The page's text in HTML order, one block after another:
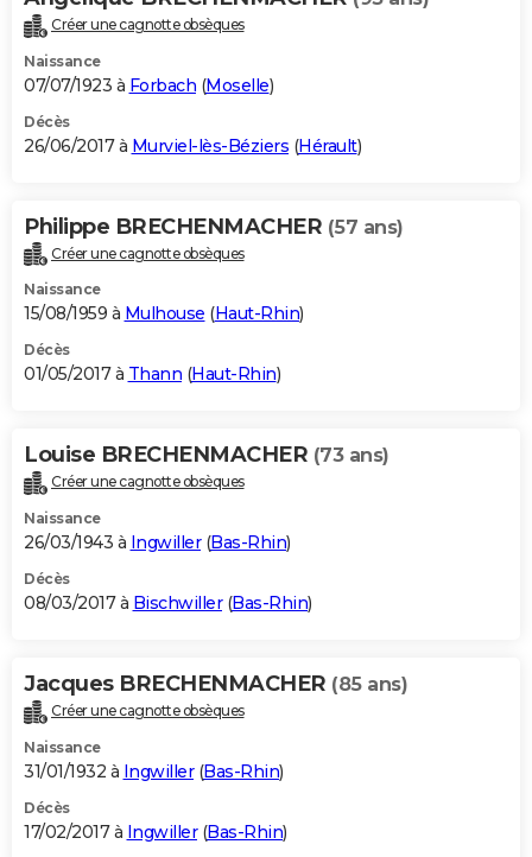
Créer une cagnotte obsèques
Naissance
07/07/1923 à Forbach (Moselle)
Décès
26/06/2017 à Murviel-lès-Béziers (Hérault)
Philippe BRECHENMACHER (57 ans)
Créer une cagnotte obsèques
Naissance
15/08/1959 à Mulhouse (Haut-Rhin)
Décès
01/05/2017 à Thann (Haut-Rhin)
Louise BRECHENMACHER (73 ans)
Créer une cagnotte obsèques
Naissance
26/03/1943 à Ingwiller(Bas-Rhin)
Décès
08/03/2017 à Bischwiller(Bas-Rhin)
Jacques BRECHENMACHER (85 ans)
Créer une cagnotte obsèques
Naissance
31/01/1932 à Ingwiller(Bas-Rhin)
Décès
17/02/2017 à Ingwiller(Bas-Rhin)